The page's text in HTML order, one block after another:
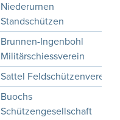
Niederurnen
Standschützen
Brunnen-Ingenbohl
Militärschiessverein
Sattel Feldschützenverein
Buochs
Schützengesellschaft